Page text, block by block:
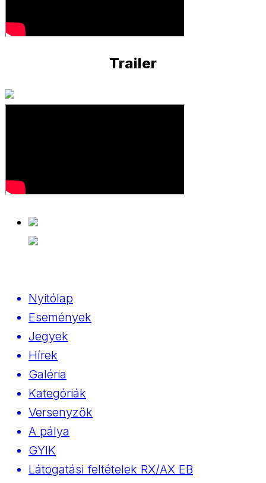
Trailer
Nyitólap
Események
Jegyek
Hírek
Galéria
Kategóriák
Versenyzők
A pálya
GYIK
Látogatási feltételek RX/AX EB